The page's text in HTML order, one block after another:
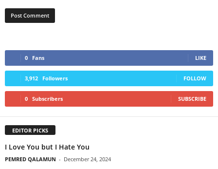
0 Fans LIKE
3,912 Followers FOLLOW
0 Subscribers SUBSCRIBE
EDITOR PICKS
I Love You but I Hate You
PEMRED QALAMUN - December 24, 2024